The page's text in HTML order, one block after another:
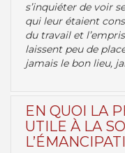
s’inquiéter de voir
qui leur étaient
du travail et
laissent peu de
jamais le bon lieu,
EN QUOI LA
UTILE À LA